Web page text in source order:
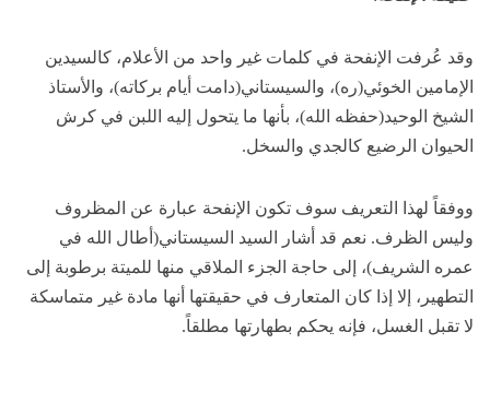
وقد عُرفت الإنفحة في كلمات غير واحد من الأعلام، كالسيدين
الإمامين الخوئي(ره)، والسيستاني(دامت أيام بركاته)، والأستاذ
الشيخ الوحيد(حفظه الله)، بأنها ما يتحول إليه اللبن في كرش
الحيوان الرضيع كالجدي والسخل.
ووفقاً لهذا التعريف سوف تكون الإنفحة عبارة عن المظروف
وليس الظرف. نعم قد أشار السيد السيستاني(أطال الله في
عمره الشريف)، إلى حاجة الجزء الملاقي منها للميتة برطوبة إلى
التطهير، إلا إذا كان المتعارف في حقيقتها أنها مادة غير متماسكة
لا تقبل الغسل، فإنه يحكم بطهارتها مطلقاً.